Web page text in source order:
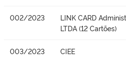
002/2023
LINK CARD
LTDA (12 Cartões)
003/2023 CIEE